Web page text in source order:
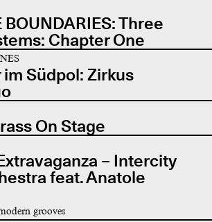
BOUNDARIES: Three
Chapter One
Südpol: Zirkus
On Stage
– Intercity
feat. Anatole
grooves